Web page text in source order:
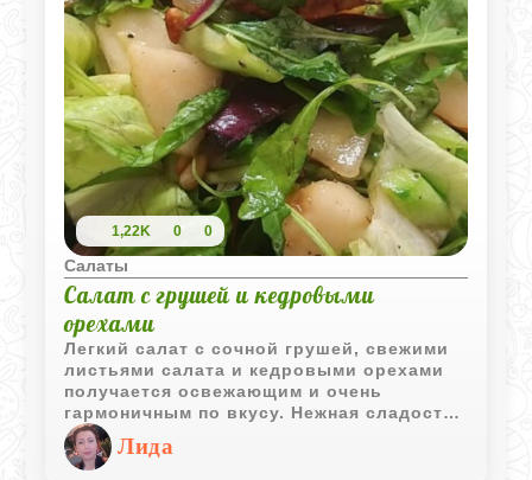
1,22K 0 0
Салаты
Салат с грушей и кедровыми
орехами
Легкий салат с сочной грушей, свежими
листьями салата и кедровыми орехами
получается освежающим и очень
гармоничным по вкусу. Нежная сладость
груши хорошо сочетается с пикантной
горчичной заправкой.
Лида